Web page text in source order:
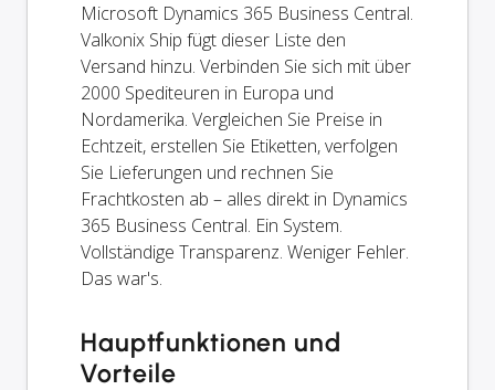
Microsoft Dynamics 365 Business Central.
Valkonix Ship fügt dieser Liste den
Versand hinzu. Verbinden Sie sich mit über
2000 Spediteuren in Europa und
Nordamerika. Vergleichen Sie Preise in
Echtzeit, erstellen Sie Etiketten, verfolgen
Sie Lieferungen und rechnen Sie
Frachtkosten ab – alles direkt in Dynamics
365 Business Central. Ein System.
Vollständige Transparenz. Weniger Fehler.
Das war's.
Hauptfunktionen und
Vorteile